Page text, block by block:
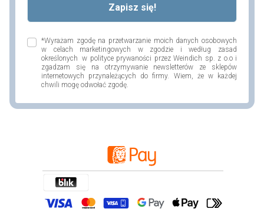
*Wyrażam zgodę na przetwarzanie moich danych osobowych
w celach marketingowych w zgodzie i według zasad
określonych w polityce prywaności przez Weindich sp. z o.o i
zgadzam się na otrzymywanie newsletterów ze sklepów
internetowych przynależących do firmy. Wiem, że w każdej
chwili mogę odwołać zgodę.